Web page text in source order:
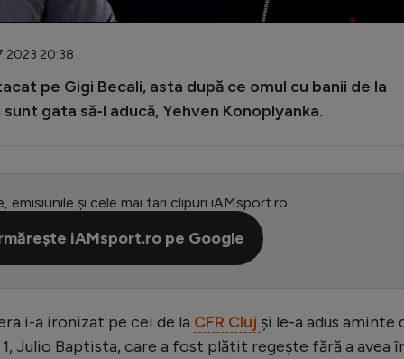
20:38
pe Gigi Becali, asta după ce omul cu banii de la
gata să-l aducă, Yehven Konoplyanka.
emisiunile și cele mai tari clipuri iAMsport.ro
iAMsport.ro pe Google
i-a ironizat pe cei de la CFR Cluj și le-a adus aminte
Julio Baptista, care a fost plătit regește fără a avea